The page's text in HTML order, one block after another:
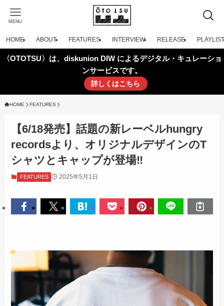
MENU
HOME ABOUT FEATURES INTERVIEW RELEASE PLAYLIST
〈OTOTSU〉は、diskunion DIW によるデジタル・キュレーショ
ンサービスです。
詳しくはこちら
HOME FEATURES
【6/18発売】話題の新レーベルhungry
recordsより、オリジナルデザインのT
シャツとキャップが登場‼
FEATURES 2025年5月1日